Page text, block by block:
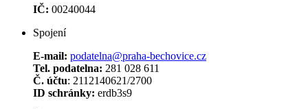
IČ: 00240044
Spojení
E-mail: podatelna@praha-bechovice.cz
Tel. podatelna: 281 028 611
Č. účtu: 2112140621/2700
ID schránky: erdb3s9